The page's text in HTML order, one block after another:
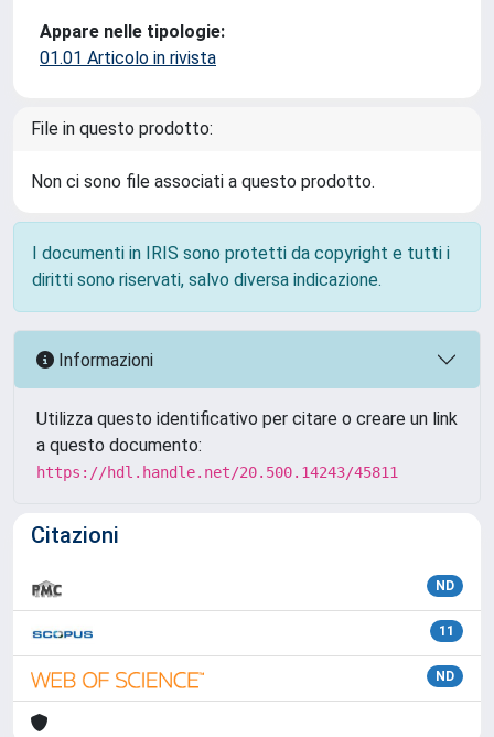
Appare nelle tipologie:
01.01 Articolo in rivista
File in questo prodotto:
Non ci sono file associati a questo prodotto.
I documenti in IRIS sono protetti da copyright e tutti i
diritti sono riservati, salvo diversa indicazione.
Informazioni
Utilizza questo identificativo per citare o creare un link
a questo documento:
https://hdl.handle.net/20.500.14243/45811
Citazioni
ND
11
ND